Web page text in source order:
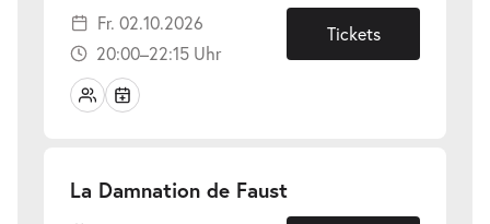
02.10.2026
Fr. 02.10.2026
20:00–22:15 Uhr
Tickets
La Damnation de Faust-
Do.